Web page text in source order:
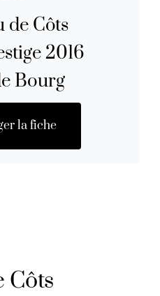
de Côts
2016
Bourg
la fiche
Côts